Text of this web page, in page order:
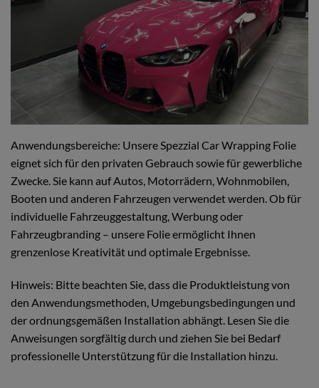
Anwendungsbereiche: Unsere Spezzial Car Wrapping Folie
eignet sich für den privaten Gebrauch sowie für gewerbliche
Zwecke. Sie kann auf Autos, Motorrädern, Wohnmobilen,
Booten und anderen Fahrzeugen verwendet werden. Ob für
individuelle Fahrzeuggestaltung, Werbung oder
Fahrzeugbranding – unsere Folie ermöglicht Ihnen
grenzenlose Kreativität und optimale Ergebnisse.
Hinweis: Bitte beachten Sie, dass die Produktleistung von
den Anwendungsmethoden, Umgebungsbedingungen und
der ordnungsgemäßen Installation abhängt. Lesen Sie die
Anweisungen sorgfältig durch und ziehen Sie bei Bedarf
professionelle Unterstützung für die Installation hinzu.